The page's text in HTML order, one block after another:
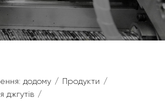
додому / Продукти /
/